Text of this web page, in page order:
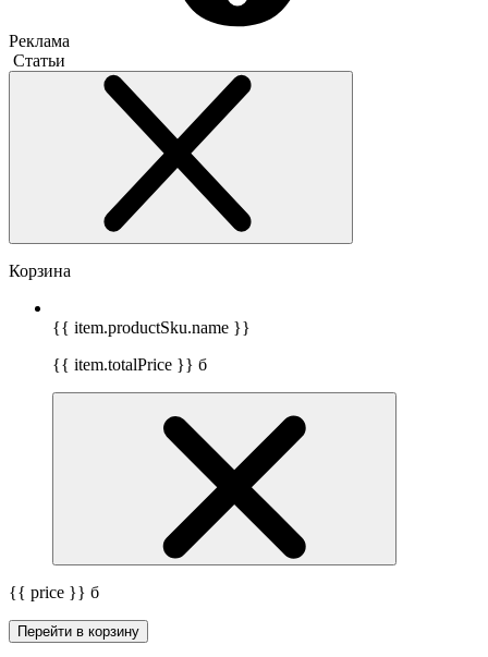
Реклама
Статьи
Корзина
{{ item.productSku.name }}
{{ item.totalPrice }} б
{{ price }} б
Перейти в корзину